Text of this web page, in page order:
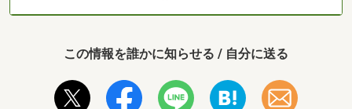
この情報を誰かに知らせる / 自分に送る